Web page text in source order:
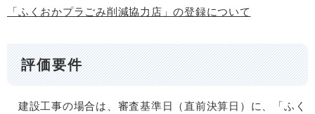
「ふくおかプラごみ削減協力店」の登録について
評価要件
建設工事の場合は、審査基準日（直前決算日）に、「ふく